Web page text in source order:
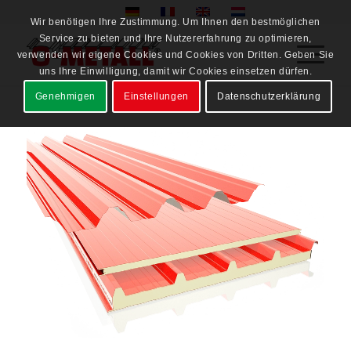
Wir benötigen Ihre Zustimmung. Um Ihnen den bestmöglichen
Service zu bieten und Ihre Nutzererfahrung zu optimieren,
verwenden wir eigene Cookies und Cookies von Dritten. Geben Sie
uns Ihre Einwilligung, damit wir Cookies einsetzen dürfen.
Genehmigen Einstellungen Datenschutzerklärung